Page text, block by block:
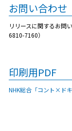
お問い合わせ
リリースに関するお問
6810-7160）
印刷用PDF
NHK総合「コント×ド